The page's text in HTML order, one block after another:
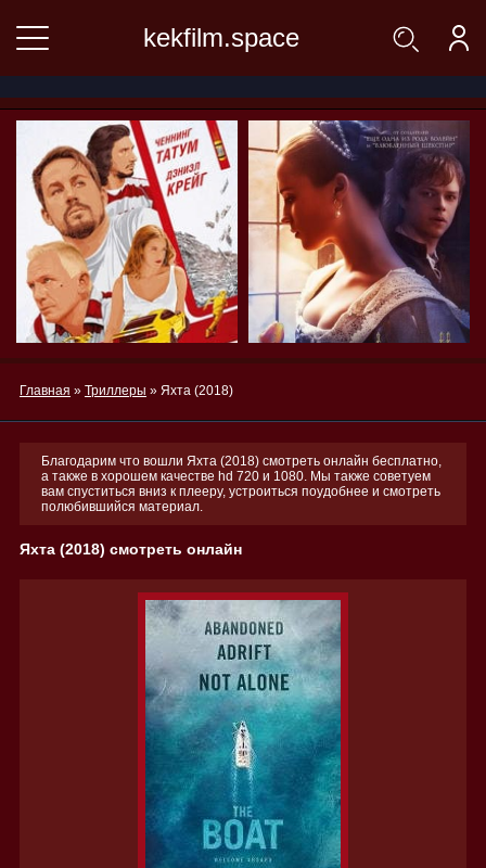
kekfilm.space
Главная » Триллеры » Яхта (2018)
Благодарим что вошли Яхта (2018) смотреть онлайн бесплатно,
а также в хорошем качестве hd 720 и 1080. Мы также советуем
вам спуститься вниз к плееру, устроиться поудобнее и смотреть
полюбившийся материал.
Яхта (2018) смотреть онлайн